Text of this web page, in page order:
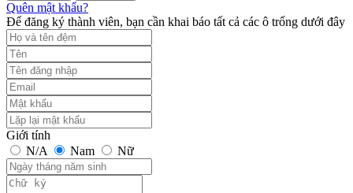
Quên mật khẩu?
Để đăng ký thành viên, bạn cần khai báo tất cả các ô trống dưới đây
Giới tính
N/A
Nam Nữ